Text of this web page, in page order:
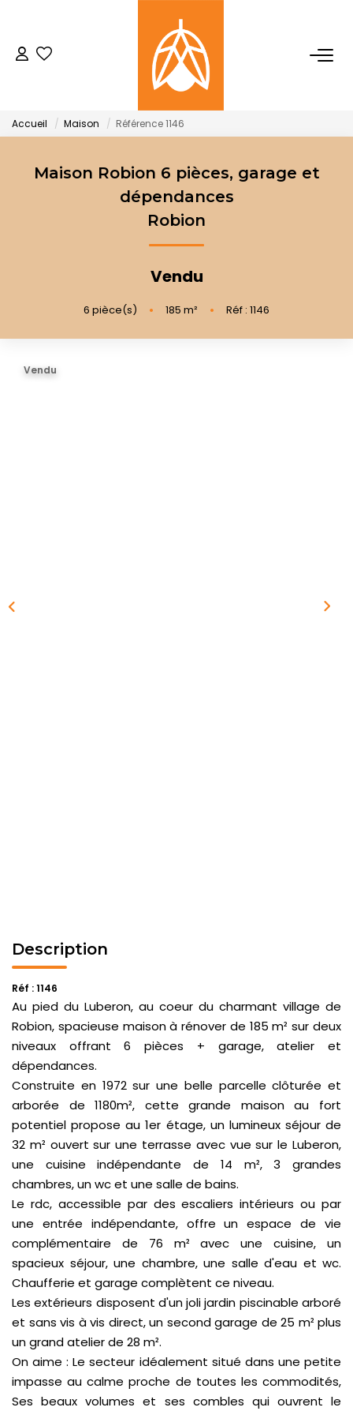
NOTRE AGENCE
Qui Sommes-Nous
Nos Actualités
ACHETER
LOUER
GESTION
Accueil Maison Référence 1146
Maison Robion 6 pièces, garage et
dépendances
Robion
Vendu
6 pièce(s) • 185 m² • Réf : 1146
Vendu
Description
Réf : 1146
Au pied du Luberon, au coeur du charmant village de
Robion, spacieuse maison à rénover de 185 m² sur deux
niveaux offrant 6 pièces + garage, atelier et
dépendances.
Construite en 1972 sur une belle parcelle clôturée et
arborée de 1180m², cette grande maison au fort
potentiel propose au 1er étage, un lumineux séjour de
32 m² ouvert sur une terrasse avec vue sur le Luberon,
une cuisine indépendante de 14 m², 3 grandes
chambres, un wc et une salle de bains.
Le rdc, accessible par des escaliers intérieurs ou par
une entrée indépendante, offre un espace de vie
complémentaire de 76 m² avec une cuisine, un
spacieux séjour, une chambre, une salle d'eau et wc.
Chaufferie et garage complètent ce niveau.
Les extérieurs disposent d'un joli jardin piscinable arboré
et sans vis à vis direct, un second garage de 25 m² plus
un grand atelier de 28 m².
On aime : Le secteur idéalement situé dans une petite
impasse au calme proche de toutes les commodités,
Ses beaux volumes et ses combles qui ouvrent le